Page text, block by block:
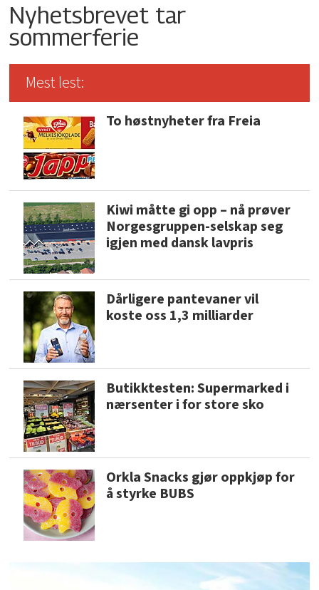
Nyhetsbrevet tar
sommerferie
Mest lest:
To høstnyheter fra Freia
Kiwi måtte gi opp – nå prøver
Norgesgruppen-selskap seg
igjen med dansk lavpris
Dårligere pantevaner vil
koste oss 1,3 milliarder
Butikktesten: Supermarked i
nærsenter i for store sko
Orkla Snacks gjør oppkjøp for
å styrke BUBS